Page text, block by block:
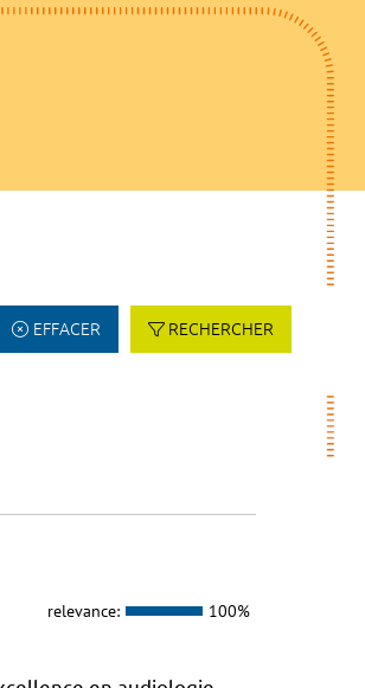
EFFACER RECHERCHER
relevance: 100%